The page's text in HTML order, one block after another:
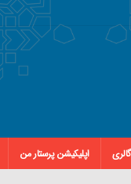
گالری اپلیکیشن پرستار من